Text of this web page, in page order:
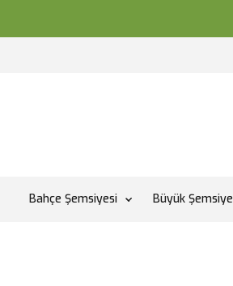
Bahçe Şemsiyesi Büyük Şemsiye